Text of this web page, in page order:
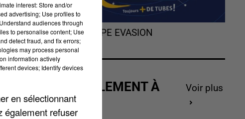
L'HOROSCOPE EVASION
ACTUELLEMENT À
GAGNER
Voir plus
interest: Store and/or
advertising; Use profiles to
audiences through
to personalise content; Use
detect fraud, and fix errors;
may process personal
information actively
devices; Identify devices
en sélectionnant
également refuser